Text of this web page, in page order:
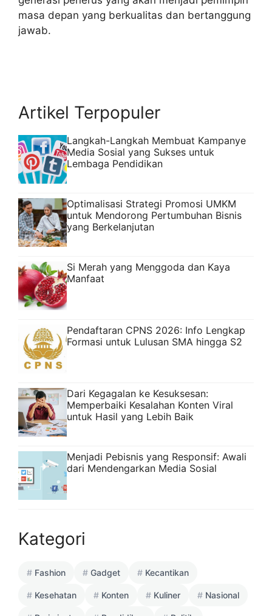
masa depan yang berkualitas dan bertanggung
jawab.
Artikel Terpopuler
Langkah-Langkah Membuat Kampanye
Media Sosial yang Sukses untuk
Lembaga Pendidikan
Optimalisasi Strategi Promosi UMKM
untuk Mendorong Pertumbuhan Bisnis
yang Berkelanjutan
Si Merah yang Menggoda dan Kaya
Manfaat
Pendaftaran CPNS 2026: Info Lengkap
Formasi untuk Lulusan SMA hingga S2
Dari Kegagalan ke Kesuksesan:
Memperbaiki Kesalahan Konten Viral
untuk Hasil yang Lebih Baik
Menjadi Pebisnis yang Responsif: Awali
dari Mendengarkan Media Sosial
Kategori
Fashion Gadget Kecantikan
Kesehatan Konten Kuliner Nasional